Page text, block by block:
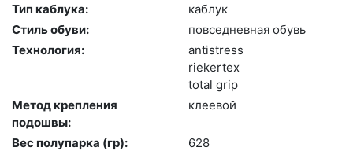
Тип каблука:
каб­лук
Стиль обуви:
пов­седнев­ная обувь
Технология:
an­tist­ress
ri­eker­tex
to­tal grip
Метод крепления
подошвы:
кле­евой
Вес полупарка (гр):
628